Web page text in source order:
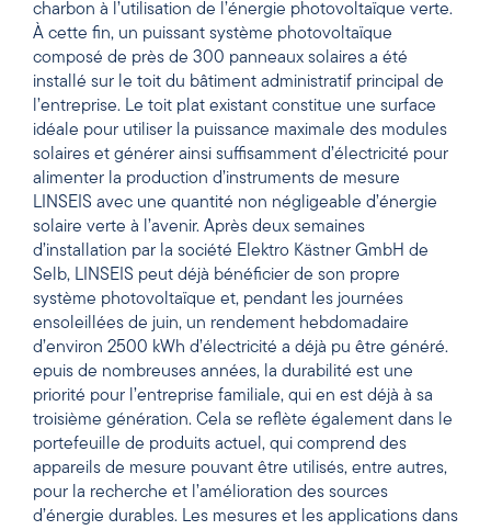
charbon à l’utilisation de l’énergie photovoltaïque verte.
À cette fin, un puissant système photovoltaïque
composé de près de 300 panneaux solaires a été
installé sur le toit du bâtiment administratif principal de
l’entreprise. Le toit plat existant constitue une surface
idéale pour utiliser la puissance maximale des modules
solaires et générer ainsi suffisamment d’électricité pour
alimenter la production d’instruments de mesure
LINSEIS avec une quantité non négligeable d’énergie
solaire verte à l’avenir. Après deux semaines
d’installation par la société Elektro Kästner GmbH de
Selb, LINSEIS peut déjà bénéficier de son propre
système photovoltaïque et, pendant les journées
ensoleillées de juin, un rendement hebdomadaire
d’environ 2500 kWh d’électricité a déjà pu être généré.
epuis de nombreuses années, la durabilité est une
priorité pour l’entreprise familiale, qui en est déjà à sa
troisième génération. Cela se reflète également dans le
portefeuille de produits actuel, qui comprend des
appareils de mesure pouvant être utilisés, entre autres,
pour la recherche et l’amélioration des sources
d’énergie durables. Les mesures et les applications dans